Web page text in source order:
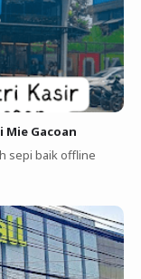
Mie Gacoan
sepi baik offline